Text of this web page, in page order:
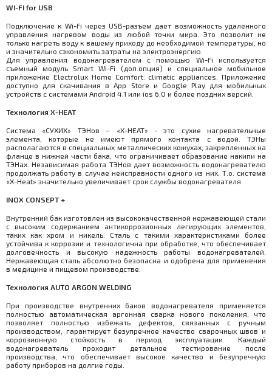
WI-FI for USB
Подключение к Wi-Fi через USB-разъем дает возможность удаленного
управления нагревом воды из любой точки мира. Это позволит не
только нагреть воду к вашему приходу до необходимой температуры, но
и значительно сэкономить затраты на электроэнергию.
Для управления водонагревателем с помощью Wi-Fi используется
съемный модуль Smart Wi-Fi (доп.опция) и специальное мобильное
приложение Electrolux Home Comfort: climatic appliances. Приложение
доступно для скачивания в App Store и Google Play для мобильных
устройств с системами Android 4.1 или ios 6.0 и более поздних версий.
Технология X-HEAT
Система «СУХИХ» ТЭНов – «X-HEAT» - это сухие нагревательные
элемента, которые не имеют прямого контакта с водой. ТЭНы
располагаются в специальных металлических кожухах, закрепленных на
фланце в нижней части бака, что ограничивает образование накипи на
ТЭНах. Независимая работа ТЭНов дает возможность водонагревателю
продолжать работу в случае неисправности одного из них. Т.о. система
«X-Heat» значительно увеличивает срок службы водонагревателя.
INOX CONSEPT +
Внутренний бак изготовлен из высококачественной нержавеющей стали
с высоким содержанием антикоррозионных легирующих элементов,
таких как хром и никель. Сталь с такими характеристиками более
устойчива к коррозии и технологична при обработке, что обеспечивает
долговечность и высокую надежность работы водонагревателей.
Нержавеющая сталь абсолютно безопасна и одобрена для применения
в медицине и пищевом производстве.
Технология AUTO ARGON WELDING
При производстве внутренних баков водонагревателя применяется
полностью автоматическая аргонная сварка нового поколения, что
позволяет полностью избежать дефектов, связанных с ручным
производством, гарантирует безупречное качество сварочных швов и
коррозионную стойкость в период эксплуатации. Каждый
водонагреватель проходит детальное тестирование после
производства, что обеспечивает высокое качество и безупречную
работу приборов на долгие годы.